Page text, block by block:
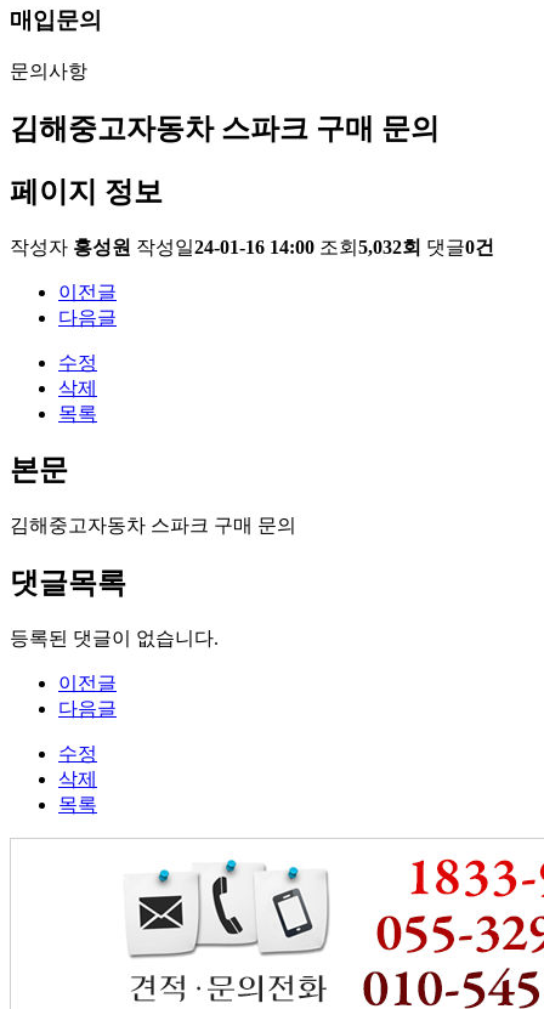
매입문의
문의사항
김해중고자동차 스파크 구매 문의
페이지 정보
작성자 홍성원 작성일24-01-16 14:00 조회 5,032회 댓글0건
이전글
다음글
수정
삭제
목록
본문
김해중고자동차 스파크 구매 문의
댓글목록
등록된 댓글이 없습니다.
이전글
다음글
수정
삭제
목록